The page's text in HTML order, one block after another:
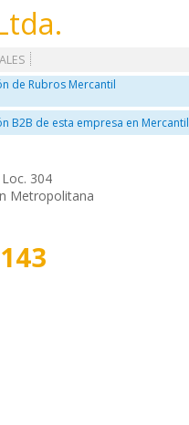
de Rubros Mercantil
B2B de esta empresa en
304
Metropolitana